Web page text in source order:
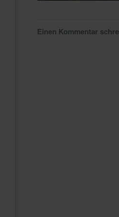
Einen Kommentar